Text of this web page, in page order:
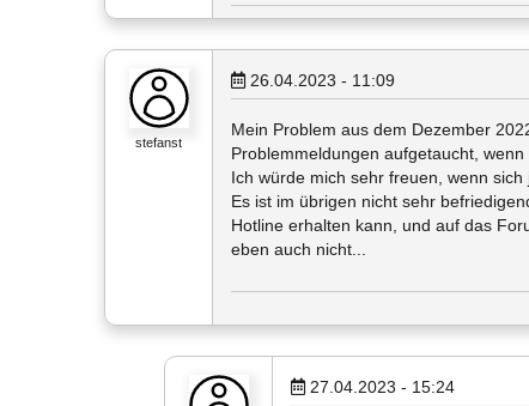
stefanst
26.04.2023 - 11:09
Mein Problem aus dem Dezember
Problemmeldungen aufgetaucht, wenn
Ich würde mich sehr freuen, wenn
Es ist im übrigen nicht sehr
Hotline erhalten kann, und auf das
eben auch nicht...
27.04.2023 - 15:24